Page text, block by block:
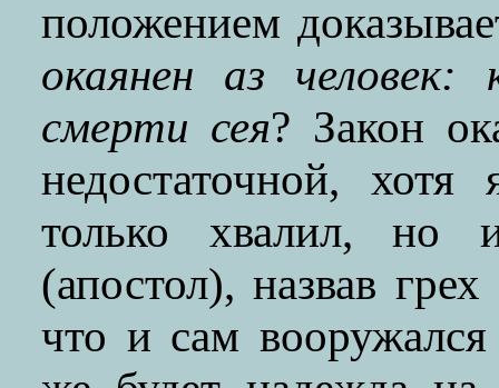
положением
окаянен аз
смерти сея? Закон
недостаточной,
только хвалил, но
(апостол), назвав
что и сам